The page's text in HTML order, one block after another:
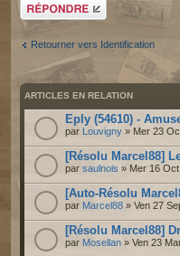
Répondre
Retourner vers Identification
ARTICLES EN RELATION
Eply (54610) -
par Louvigny » Mer 23
[Résolu Marcel88]
par saulnois » Mer 16
[Auto-Résolu
par Marcel88 » Ven 27
[Résolu Marcel88]
par Mosellan » Ven 23